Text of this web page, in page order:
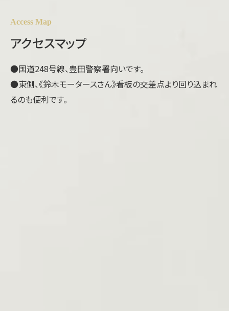
Access Map
アクセスマップ
●国道248号線、豊田警察署向いです。
●東側、《鈴木モータースさん》看板の交差点より回り込まれ
るのも便利です。